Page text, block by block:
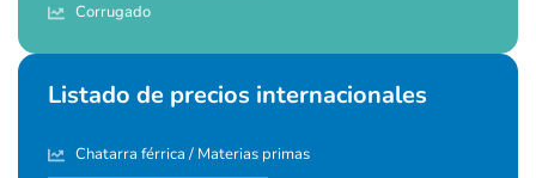
Corrugado
Listado de precios internacionales
Chatarra férrica / Materias primas